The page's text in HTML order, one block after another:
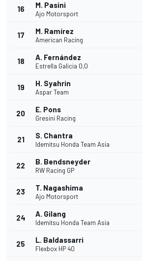
16 M. Pasini
Ajo Motorsport
17 M. Ramírez
American Racing
18 A. Fernández
Estrella Galicia 0,0
19 H. Syahrin
Aspar Team
20 E. Pons
Gresini Racing
21 S. Chantra
Idemitsu Honda Team Asia
22 B. Bendsneyder
RW Racing GP
23 T. Nagashima
Ajo Motorsport
24 A. Gilang
Idemitsu Honda Team Asia
25 L. Baldassarri
Flexbox HP 40